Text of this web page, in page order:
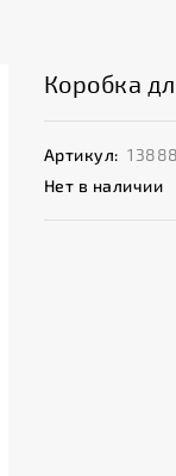
Коробка
Артикул:
Нет в наличии